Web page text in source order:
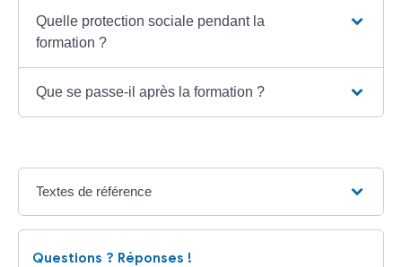
Quelle protection sociale pendant la
formation ?
Que se passe-il après la formation ?
Textes de référence
Questions ? Réponses !